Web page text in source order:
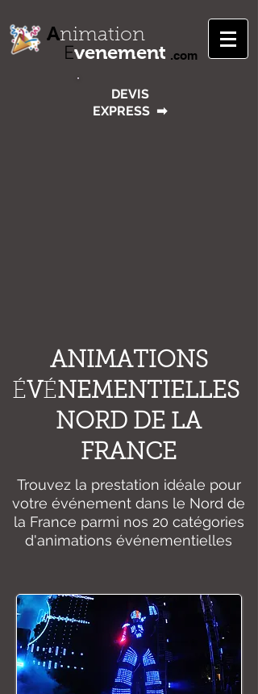
Animation
.com
Evenement
DEVIS
EXPRESS ➡
ANIMATIONS
ÉVÉNEMENTIELLES
NORD DE LA
FRANCE
Trouvez la prestation idéale pour
votre événement dans le Nord de
la France parmi nos 20 catégories
d'animations événementielles